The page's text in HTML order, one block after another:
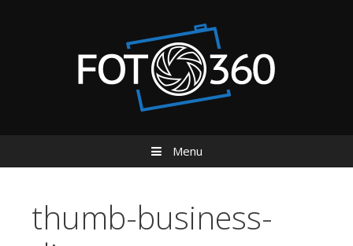
Menu
thumb-business-